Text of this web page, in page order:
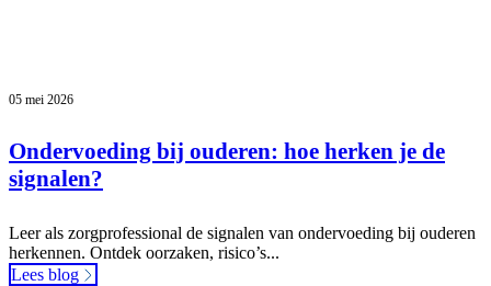
05 mei 2026
Ondervoeding bij ouderen: hoe herken je de
signalen?
Leer als zorgprofessional de signalen van ondervoeding bij ouderen
herkennen. Ontdek oorzaken, risico’s...
Lees blog